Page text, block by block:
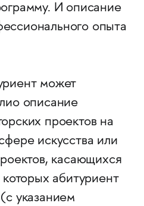
И описание
опыта
может
описание
проектов на
искусства или
касающихся
абитуриент
указанием